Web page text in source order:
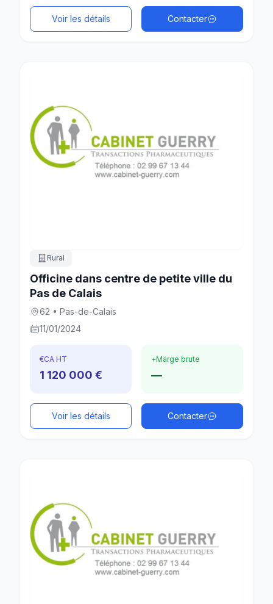
Voir les détails Contacter
Rural
Officine dans centre de petite ville du
Pas de Calais
62 • Pas-de-Calais
11/01/2024
€CA HT
1 120 000 €
+Marge brute
—
Voir les détails Contacter